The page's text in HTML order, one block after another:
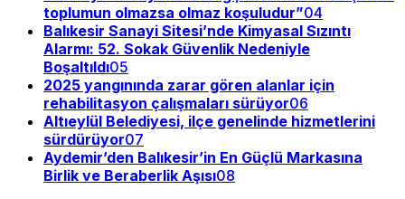
toplumun olmazsa olmaz koşuludur”04
Balıkesir Sanayi Sitesi’nde Kimyasal Sızıntı
Alarmı: 52. Sokak Güvenlik Nedeniyle
Boşaltıldı05
2025 yangınında zarar gören alanlar için
rehabilitasyon çalışmaları sürüyor06
Altıeylül Belediyesi, ilçe genelinde hizmetlerini
sürdürüyor07
Aydemir’den Balıkesir’in En Güçlü Markasına
Birlik ve Beraberlik Aşısı08